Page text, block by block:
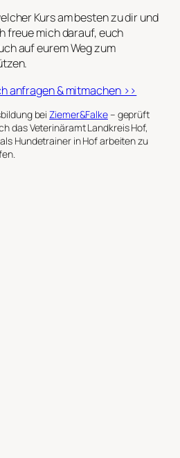
Kurs am besten zu dir und
freue mich darauf, euch
auf eurem Weg zum
anfragen & mitmachen >>
beiZiemer&Falke– geprüft
das Veterinäramt Landkreis Hof,
Hundetrainer in Hof arbeiten zu